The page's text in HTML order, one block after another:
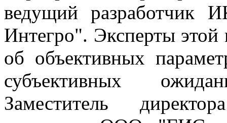
ведущий разработчик
Интегро". Эксперты
об объективных
субъективных
Заместитель